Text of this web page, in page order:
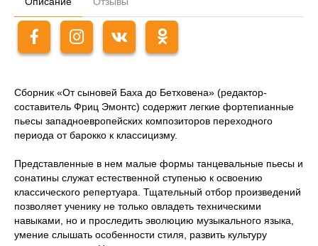
Сборник «От сыновей Баха до Бетховена» (редактор-
составитель Фриц Эмонтс) содержит легкие фортепианные
пьесы западноевропейских композиторов переходного
периода от барокко к классицизму.
Представленные в нем малые формы танцевальные пьесы и
сонатины служат естественной ступенью к освоению
классического репертуара. Тщательный отбор произведений
позволяет ученику не только овладеть техническими
навыками, но и проследить эволюцию музыкального языка,
умение слышать особенности стиля, развить культуру